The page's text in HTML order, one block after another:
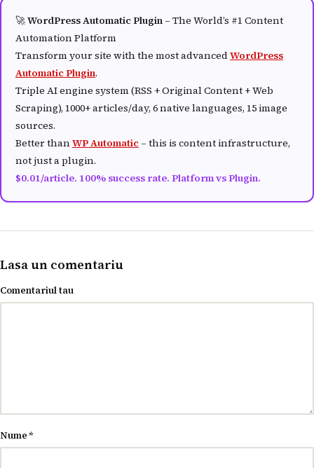
🚀WordPress Automatic Plugin – The World’s #1 Content
Automation Platform
Transform your site with the most advancedWordPress
Automatic Plugin.
Triple AI engine system (RSS + Original Content + Web
Scraping), 1000+ articles/day, 6 native languages, 15 image
sources.
Better thanWP Automatic – this is content infrastructure,
not just a plugin.
$0.01/article. 100% success rate. Platform vs Plugin.
Lasa un comentariu
Comentariul tau
Nume*